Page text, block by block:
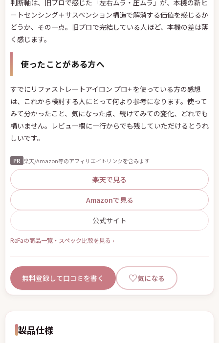
判断軸は、旧プロで感じた「左右ムラ・圧ムラ」が、本機の新ヒ
ートセンシング＋サスペンション構造で解消する価値を感じるか
どうか、その一点。旧プロで完結している人ほど、本機の差は薄
く感じます。
使ったことがある方へ
すでにリファストレートアイロン プロ+ を使っている方の感想
は、これから検討する人にとって何より参考になります。使って
みて分かったこと、気になった点、続けてみての変化、どれでも
構いません。レビュー欄に一行からでも残していただけるとうれ
しいです。
PR 楽天/Amazon等のアフィリエイトリンクを含みます
楽天で見る
Amazonで見る
公式サイト
ReFaの商品一覧・スペック比較を見る ›
無料登録して口コミを書く ♡気になる
製品仕様